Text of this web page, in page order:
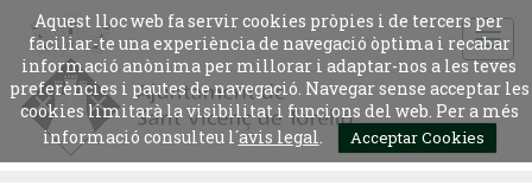
Aquest lloc web fa servir cookies pròpies i de tercers per
faciliar-te una experiència de navegació òptima i recabar
informació anònima per millorar i adaptar-nos a les teves
preferències i pautes de navegació. Navegar sense acceptar les
cookies limitarà la visibilitat i funcions del web. Per a més
informació consulteu l´avis legal. Acceptar Cookies